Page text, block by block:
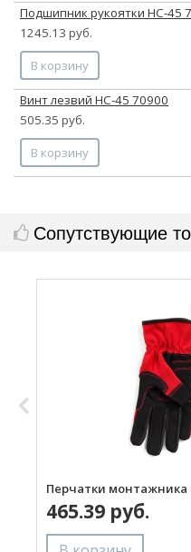
Подшипник рукоятки НС-45
1245.13 руб.
В корзину
Винт лезвий НС-45 70900
505.35 руб.
В корзину
Сопутствующие
Перчатки монтажника
465.39 руб.